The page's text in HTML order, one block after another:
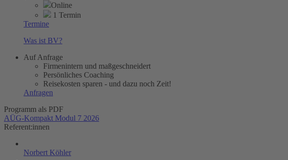
Online
1 Termin
Termine
Was ist BV?
Auf Anfrage
Firmenintern und maßgeschneidert
Persönliches Coaching
Reisekosten sparen - und dazu noch Zeit!
Anfragen
Programm als PDF
AÜG-Kompakt Modul 7 2026
Referent:innen
Norbert Köhler